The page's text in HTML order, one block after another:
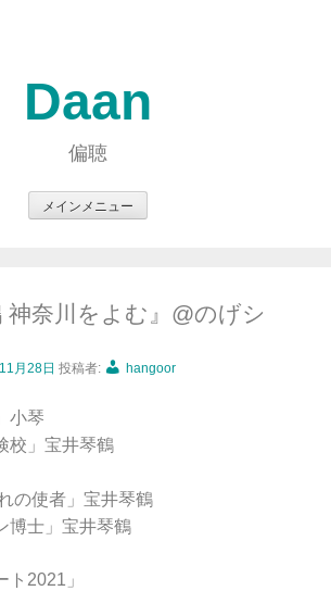
Daan
偏聴
メインメニュー
神奈川をよむ』@のげシ
月28日 投稿者: hangoor
小琴
校」宝井琴鶴
の使者」宝井琴鶴
博士」宝井琴鶴
ト2021」